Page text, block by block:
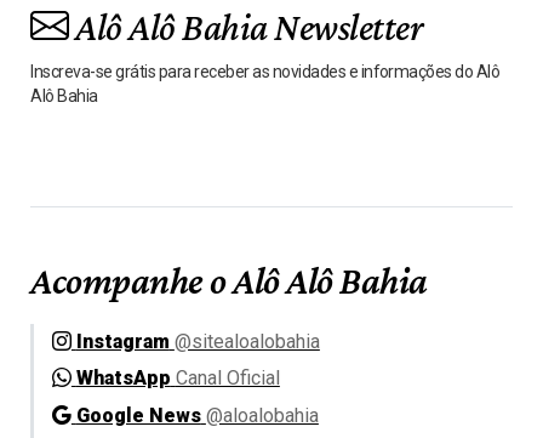
Alô Alô Bahia Newsletter
Inscreva-se grátis para receber as novidades e informações do Alô
Alô Bahia
Acompanhe o Alô Alô Bahia
Instagram @sitealoalobahia
WhatsApp Canal Oficial
Google News @aloalobahia